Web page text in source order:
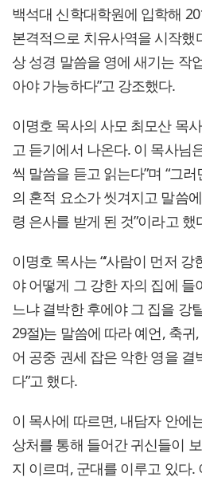
백석대 신학대학원에 입학해
본격적으로 치유사역을 시작했
상 성경 말씀을 영에 새기는 작
아야 가능하다”고 강조했다.
이명호 목사의 사모 최모산 목
고 듣기에서 나온다. 이 목사님
씩 말씀을 듣고 읽는다”며 “그
의 혼적 요소가 씻겨지고 말씀
령 은사를 받게 된 것”이라고 했
이명호 목사는 “‘사람이 먼저
야 어떻게 그 강한 자의 집에 들
느냐 결박한 후에야 그 집을 강
29절)는 말씀에 따라 예언, 축귀
어 공중 권세 잡은 악한 영을 결
다”고 했다.
이 목사에 따르면, 내담자 안에
상처를 통해 들어간 귀신들이
지 이르며, 군대를 이루고 있다.